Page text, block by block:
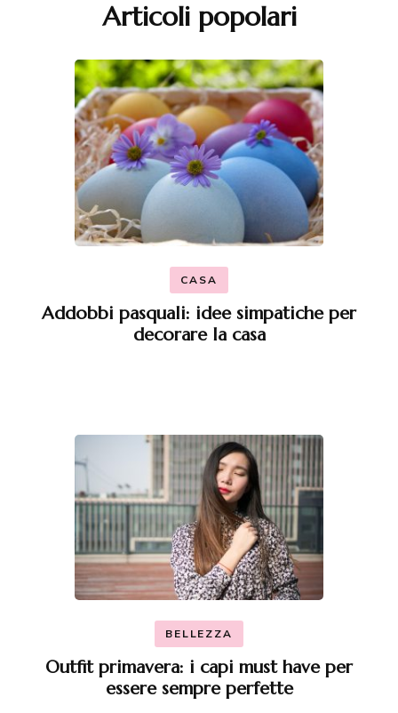
Articoli popolari
CASA
Addobbi pasquali: idee simpatiche per
decorare la casa
BELLEZZA
Outfit primavera: i capi must have per
essere sempre perfette